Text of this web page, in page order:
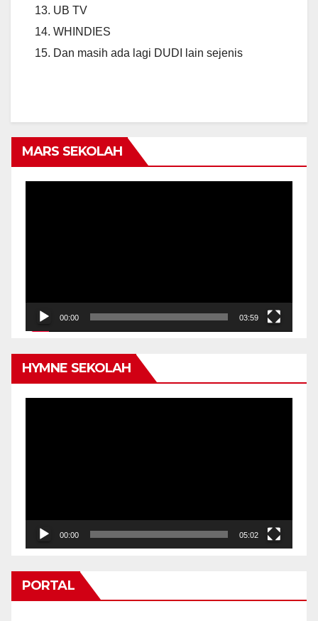
UB TV
WHINDIES
Dan masih ada lagi DUDI lain sejenis
MARS SEKOLAH
00:00 03:59
HYMNE SEKOLAH
00:00 05:02
PORTAL